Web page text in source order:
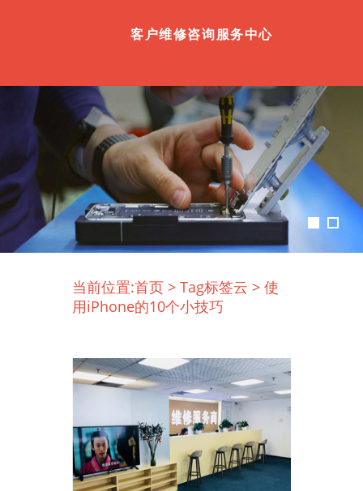
客户维修咨询服务中心
当前位置:首页 > Tag标签云 > 使
用iPhone的10个小技巧